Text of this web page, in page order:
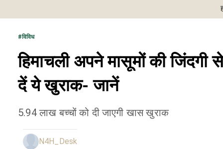
#विविध
हिमाचली अपने मासूमों की
दें ये खुराक- जानें
5.94 लाख बच्चों को दी जाएगी खास खुराक
N4H_Desk